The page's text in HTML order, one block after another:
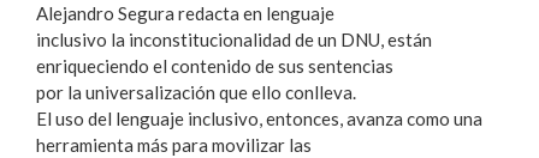
Alejandro Segura redacta en lenguaje
inclusivo la inconstitucionalidad de un DNU, están
enriqueciendo el contenido de sus sentencias
por la universalización que ello conlleva.
El uso del lenguaje inclusivo, entonces, avanza como una
herramienta más para movilizar las